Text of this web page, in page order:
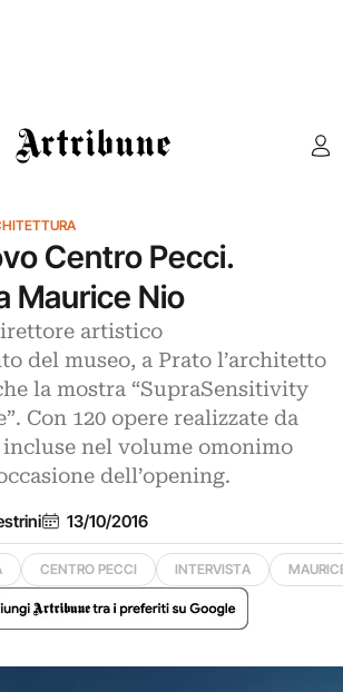
Artribune
Centro Pecci.
Maurice Nio
artistico
del museo, a Prato l’architetto
la mostra “SupraSensitivity
Con 120 opere realizzate da
nel volume omonimo
dell’opening.
13/10/2016
CENTRO PECCI INTERVISTA